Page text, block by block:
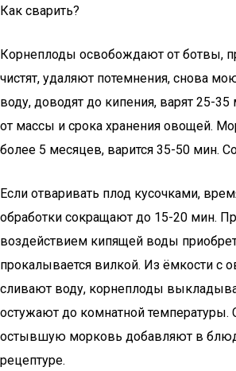
Как сварить?
Корнеплоды освобождают от ботвы,
чистят, удаляют потемнения, снова
воду, доводят до кипения, варят 25-
от массы и срока хранения овощей.
более 5 месяцев, варится 35-50 мин.
Если отваривать плод кусочками,
обработки сокращают до 15-20 мин.
воздействием кипящей воды
прокалывается вилкой. Из ёмкости с
сливают воду, корнеплоды
остужают до комнатной температуры.
остывшую морковь добавляют в
рецептуре.